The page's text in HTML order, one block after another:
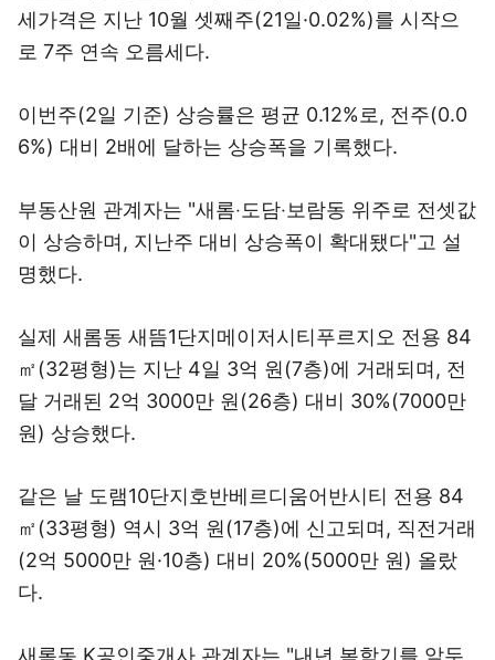
세가격은 지난 10월 셋째주(21일·0.02%)를 시작으
로 7주 연속 오름세다.
이번주(2일 기준) 상승률은 평균 0.12%로, 전주(0.0
6%) 대비 2배에 달하는 상승폭을 기록했다.
부동산원 관계자는 "새롬‧도담‧보람동 위주로 전셋값
이 상승하며, 지난주 대비 상승폭이 확대됐다"고 설
명했다.
실제 새롬동 새뜸1단지메이저시티푸르지오 전용 84
㎡(32평형)는 지난 4일 3억 원(7층)에 거래되며, 전
달 거래된 2억 3000만 원(26층) 대비 30%(7000만
원) 상승했다.
같은 날 도램10단지호반베르디움어반시티 전용 84
㎡(33평형) 역시 3억 원(17층)에 신고되며, 직전거래
(2억 5000만 원·10층) 대비 20%(5000만 원) 올랐
다.
새롬동 K공인중개사 관계자는 "내년 봄학기를 앞두